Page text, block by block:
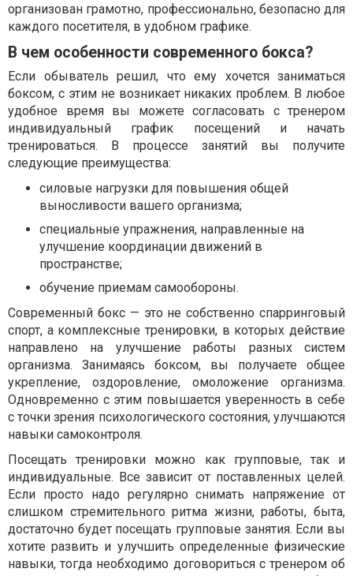
организован грамотно, профессионально, безопасно для
каждого посетителя, в удобном графике.
В чем особенности современного бокса?
Если обыватель решил, что ему хочется заниматься
боксом, с этим не возникает никаких проблем. В любое
удобное время вы можете согласовать с тренером
индивидуальный график посещений и начать
тренироваться. В процессе занятий вы получите
следующие преимущества:
силовые нагрузки для повышения общей
выносливости вашего организма;
специальные упражнения, направленные на
улучшение координации движений в
пространстве;
обучение приемам самообороны.
Современный бокс — это не собственно спарринговый
спорт, а комплексные тренировки, в которых действие
направлено на улучшение работы разных систем
организма. Занимаясь боксом, вы получаете общее
укрепление, оздоровление, омоложение организма.
Одновременно с этим повышается уверенность в себе
с точки зрения психологического состояния, улучшаются
навыки самоконтроля.
Посещать тренировки можно как групповые, так и
индивидуальные. Все зависит от поставленных целей.
Если просто надо регулярно снимать напряжение от
слишком стремительного ритма жизни, работы, быта,
достаточно будет посещать групповые занятия. Если вы
хотите развить и улучшить определенные физические
навыки, тогда необходимо договориться с тренером об